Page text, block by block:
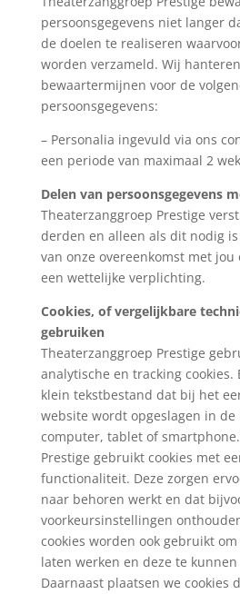
persoonsgegevens niet langer
de doelen te realiseren
worden verzameld. Wij
bewaartermijnen voor de
persoonsgegevens:
– Personalia ingevuld via ons
een periode van maximaal 2
Delen van persoonsgegevens
Theaterzanggroep Prestige
derden en alleen als dit nodig
van onze overeenkomst met
een wettelijke verplichting.
Cookies, of vergelijkbare
gebruiken
Theaterzanggroep Prestige
analytische en tracking cookies.
klein tekstbestand dat bij het
website wordt opgeslagen in de
computer, tablet of
Prestige gebruikt cookies met
functionaliteit. Deze zorgen
naar behoren werkt en dat
voorkeursinstellingen
cookies worden ook gebruikt
laten werken en deze te
Daarnaast plaatsen we cookies